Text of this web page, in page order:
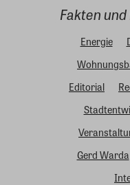
Fakten
Energie
Editorial
Gerd Warda